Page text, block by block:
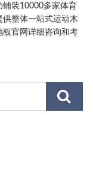
铺装10000多家体育
整体一站式运动木
板官网详细咨询和考